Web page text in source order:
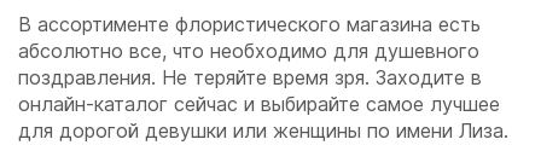
В ассортименте флористического магазина есть
абсолютно все, что необходимо для душевного
поздравления. Не теряйте время зря. Заходите в
онлайн-каталог сейчас и выбирайте самое лучшее
для дорогой девушки или женщины по имени Лиза.